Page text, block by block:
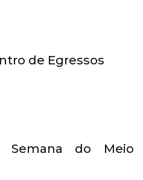
de Egressos
Semana do Meio